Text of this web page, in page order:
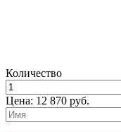
Количество
Цена: 12 870 руб.